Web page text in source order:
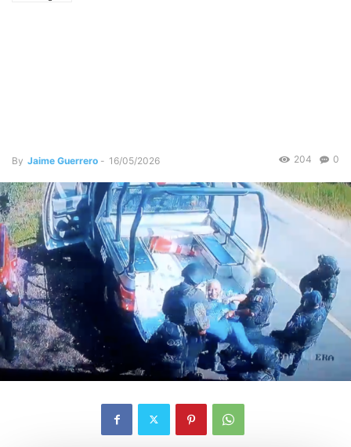
By Jaime Guerrero - 16/05/2026 0
204
OPERATIVO: CAPTURA DE
OBJETIVO